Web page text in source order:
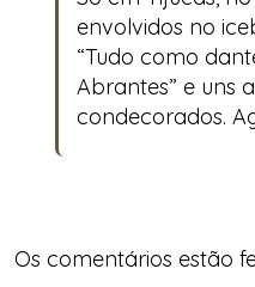
envolvidos no
“Tudo como
Abrantes” e uns
condecorados.
Os comentários estão